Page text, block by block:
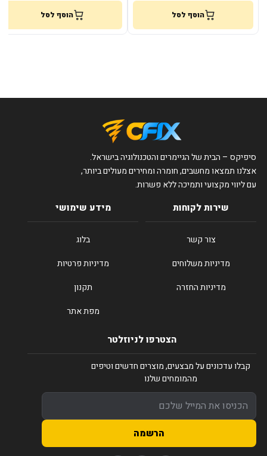
הוסף לסל הוסף לסל
סיפיקס – הבית של הגיימרים והטכנולוגיה בישראל.
אצלנו תמצאו מחשבים, חומרה ומחירים מעולים ביותר,
עם ליווי מקצועי ותמיכה ללא פשרות.
שירות לקוחות
צור קשר
מדיניות משלוחים
מדיניות החזרה
מידע שימושי
בלוג
מדיניות פרטיות
תקנון
מפת אתר
הצטרפו לניוזלטר
קבלו עדכונים על מבצעים, מוצרים חדשים וטיפים
מהמומחים שלנו
הרשמה